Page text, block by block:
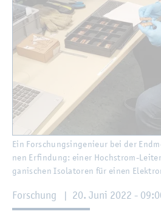
Ein For­schungs­in­ge­nieur bei der
nen Er­fin­dung: einer Hoch­strom-
ga­ni­schen Iso­la­to­ren für einen
For­schung | 20. Juni 2022 -